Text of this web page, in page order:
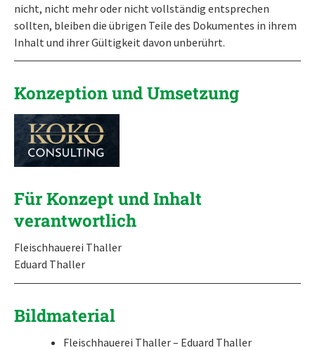
nicht, nicht mehr oder nicht vollständig entsprechen
sollten, bleiben die übrigen Teile des Dokumentes in ihrem
Inhalt und ihrer Gültigkeit davon unberührt.
Konzeption und Umsetzung
Für Konzept und Inhalt
verantwortlich
Fleischhauerei Thaller
Eduard Thaller
Bildmaterial
Fleischhauerei Thaller – Eduard Thaller